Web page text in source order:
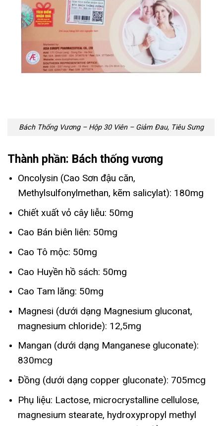
Bách Thống Vương – Hộp 30 Viên – Giảm Đau, Tiêu Sưng
Thành phần: Bách thống vương
Oncolysin (Cao Sơn đậu căn,
Methylsulfonylmethan, kẽm salicylat): 180mg
Chiết xuất vỏ cây liễu: 50mg
Cao Bán biên liên: 50mg
Cao Tô mộc: 50mg
Cao Huyền hồ sách: 50mg
Cao Tam lăng: 50mg
Magnesi (dưới dạng Magnesium gluconat,
magnesium chloride): 12,5mg
Mangan (dưới dạng Manganese gluconate):
830mcg
Đồng (dưới dạng copper gluconate): 705mcg
Phụ liệu: Lactose, microcrystalline cellulose,
magnesium stearate, hydroxypropyl methyl